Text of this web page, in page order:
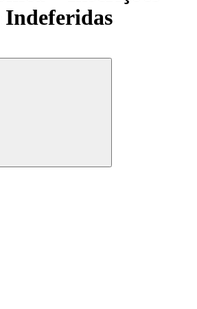
Indeferidas
Compartilhar